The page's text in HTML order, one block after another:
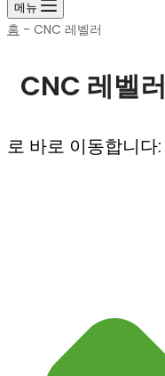
메뉴
홈 - CNC 레벨러
CNC 레벨러
로 바로 이동합니다: